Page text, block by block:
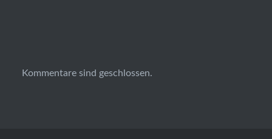
Kommentare sind geschlossen.